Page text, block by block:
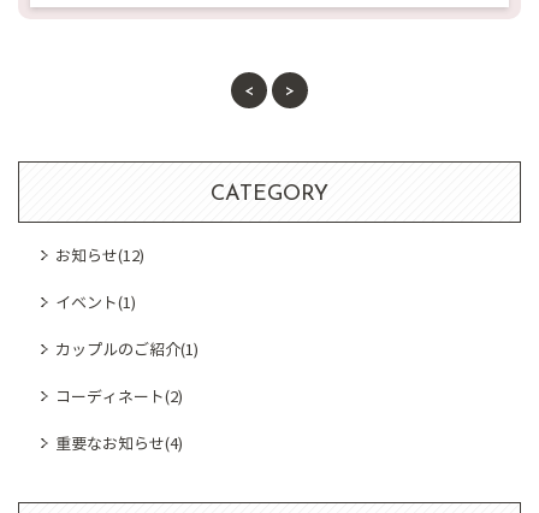
< >
CATEGORY
お知らせ(12)
イベント(1)
カップルのご紹介(1)
コーディネート(2)
重要なお知らせ(4)